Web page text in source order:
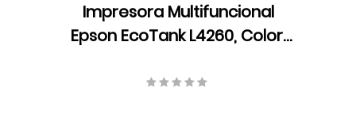
Impresora Multifuncional
Epson EcoTank L4260, Color,
C11CJ63301